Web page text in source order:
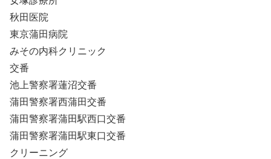
秋田医院
東京蒲田病院
みその内科クリニック
交番
池上警察署蓮沼交番
蒲田警察署西蒲田交番
蒲田警察署蒲田駅西口交番
蒲田警察署蒲田駅東口交番
クリーニング